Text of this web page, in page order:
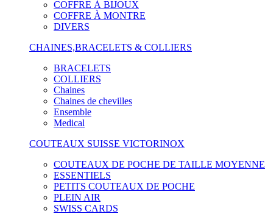
COFFRE À BIJOUX
COFFRE À MONTRE
DIVERS
CHAINES,BRACELETS & COLLIERS
BRACELETS
COLLIERS
Chaines
Chaines de chevilles
Ensemble
Medical
COUTEAUX SUISSE VICTORINOX
COUTEAUX DE POCHE DE TAILLE MOYENNE
ESSENTIELS
PETITS COUTEAUX DE POCHE
PLEIN AIR
SWISS CARDS